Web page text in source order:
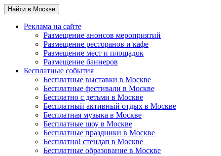
Найти в Москве
Реклама на сайте
Размещение анонсов мероприятий
Размещение ресторанов и кафе
Размещение мест и площадок
Размещение баннеров
Бесплатные события
Бесплатные выставки в Москве
Бесплатные фестивали в Москве
Бесплатно с детьми в Москве
Бесплатный активный отдых в Москве
Бесплатная музыка в Москве
Бесплатные шоу в Москве
Бесплатные праздники в Москве
Бесплатно! стендап в Москве
Бесплатные образование в Москве